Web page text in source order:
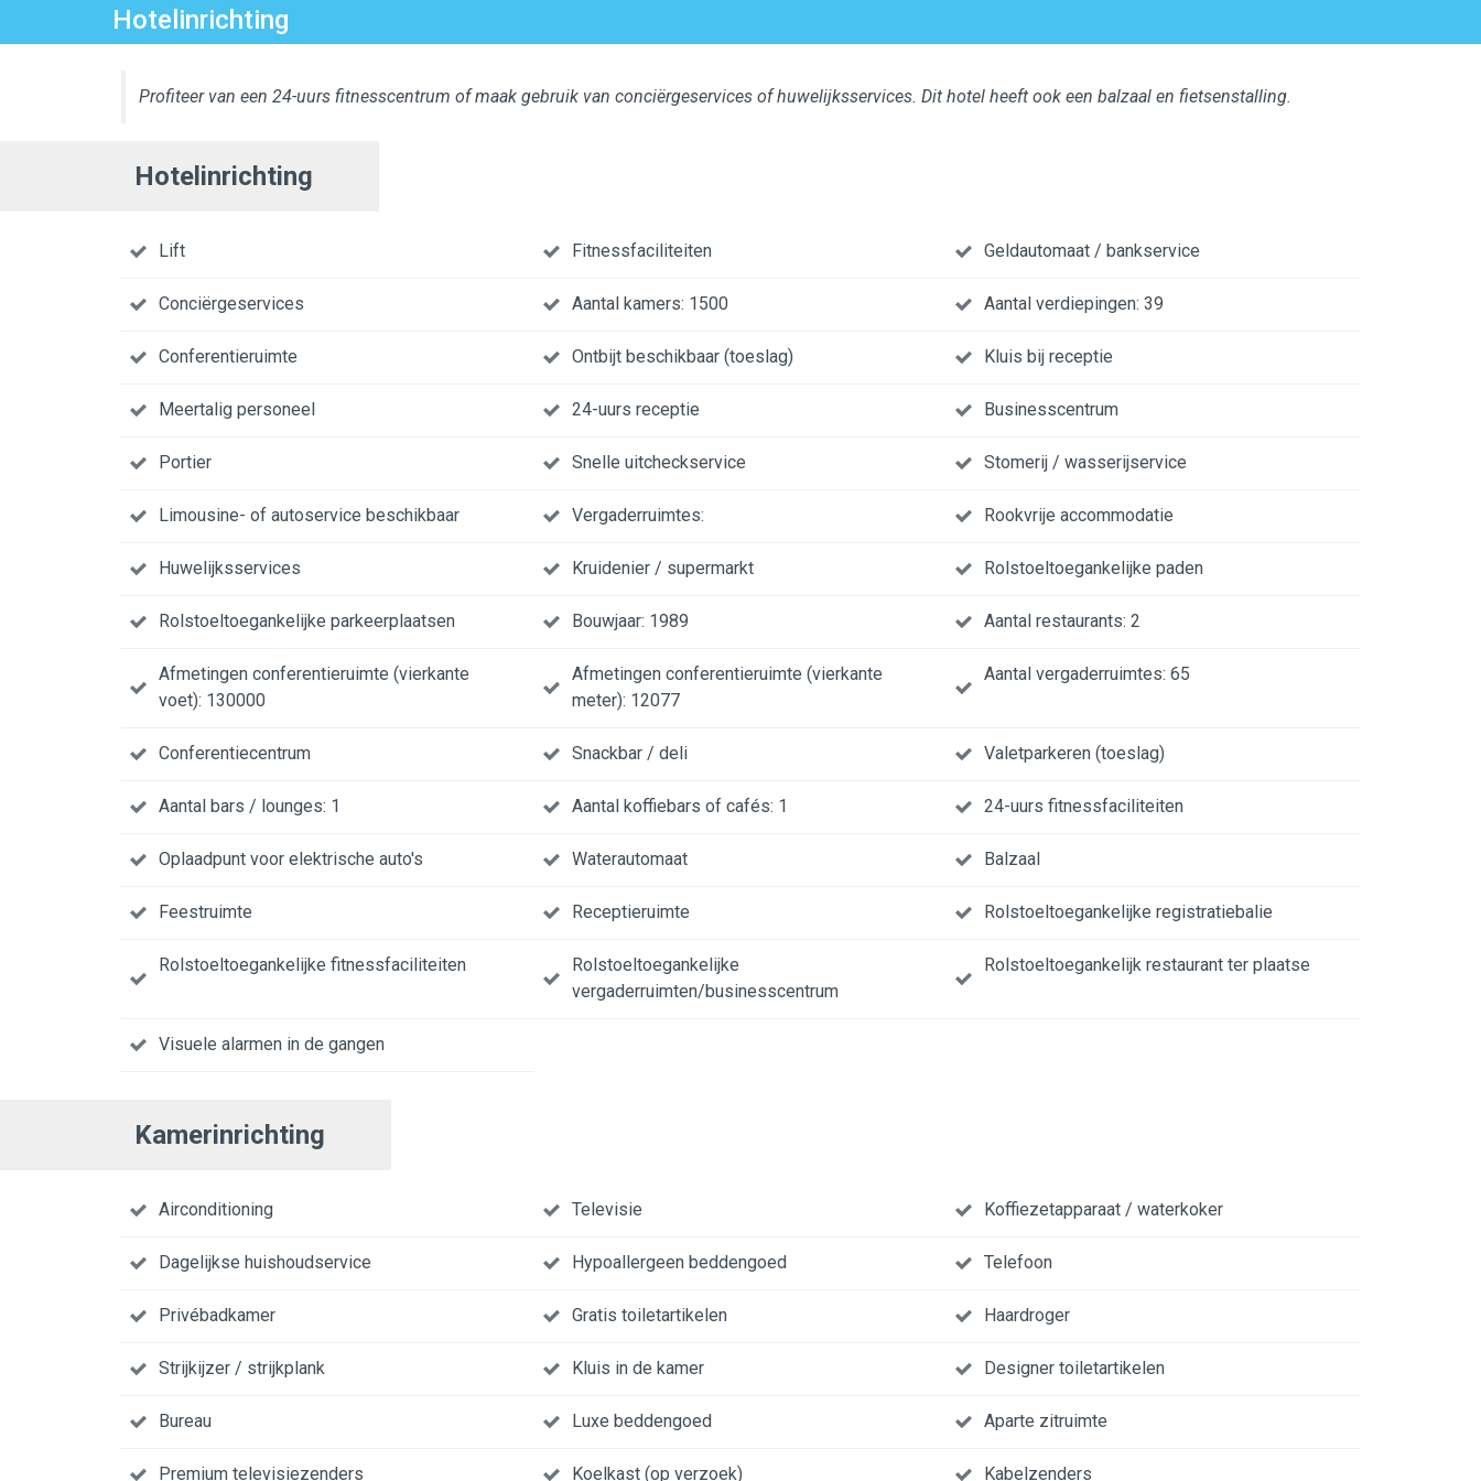
Hotelinrichting
Profiteer van een 24-uurs fitnesscentrum of maak gebruik van conciërgeservices of huwelijksservices. Dit hotel heeft ook een balzaal en fietsenstalling.
Hotelinrichting
Lift Fitnessfaciliteiten Geldautomaat / bankservice
Conciërgeservices Aantal kamers: 1500 Aantal verdiepingen: 39
Conferentieruimte Ontbijt beschikbaar (toeslag) Kluis bij receptie
Meertalig personeel 24-uurs receptie Businesscentrum
Portier Snelle uitcheckservice Stomerij / wasserijservice
Limousine- of autoservice beschikbaar Vergaderruimtes: Rookvrije accommodatie
Huwelijksservices Kruidenier / supermarkt Rolstoeltoegankelijke paden
Rolstoeltoegankelijke parkeerplaatsen Bouwjaar: 1989 Aantal restaurants: 2
Afmetingen conferentieruimte (vierkante
voet): 130000
Afmetingen conferentieruimte (vierkante
meter): 12077
Aantal vergaderruimtes: 65
Conferentiecentrum Snackbar / deli Valetparkeren (toeslag)
Aantal bars / lounges: 1 Aantal koffiebars of cafés: 1 24-uurs fitnessfaciliteiten
Oplaadpunt voor elektrische auto's Waterautomaat Balzaal
Feestruimte Receptieruimte Rolstoeltoegankelijke registratiebalie
Rolstoeltoegankelijke fitnessfaciliteiten
Rolstoeltoegankelijke
vergaderruimten/businesscentrum
Rolstoeltoegankelijk restaurant ter plaatse
Visuele alarmen in de gangen
Kamerinrichting
Airconditioning Televisie Koffiezetapparaat / waterkoker
Dagelijkse huishoudservice Hypoallergeen beddengoed Telefoon
Privébadkamer Gratis toiletartikelen Haardroger
Strijkijzer / strijkplank Kluis in de kamer Designer toiletartikelen
Bureau Luxe beddengoed Aparte zitruimte
Premium televisiezenders Koelkast (op verzoek) Kabelzenders